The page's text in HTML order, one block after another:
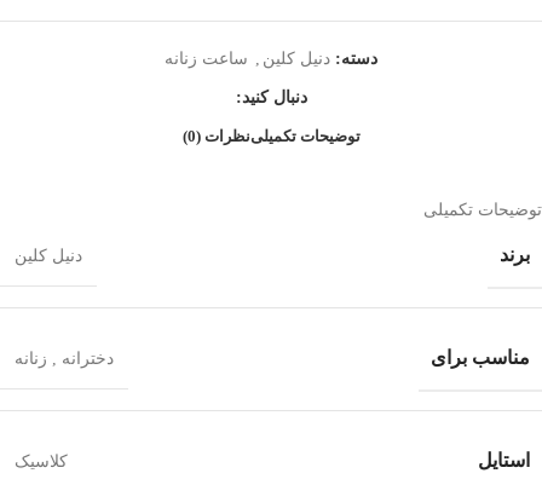
دسته: دنیل کلین , ساعت زنانه
دنبال کنید:
توضیحات تکمیلینظرات (0)
توضیحات تکمیلی
برند دنیل کلین
مناسب برای دخترانه , زنانه
استایل کلاسیک